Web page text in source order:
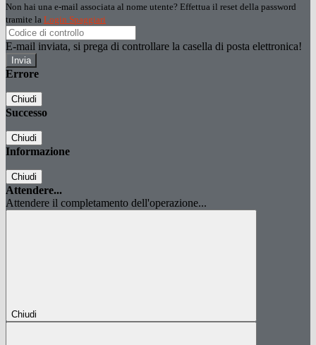
Non hai una e-mail associata al nome utente? Effettua il reset della password
tramite la Login Spaggiari
E-mail inviata, si prega di controllare la casella di posta elettronica!
Errore
Chiudi
Successo
Chiudi
Informazione
Chiudi
Attendere...
Attendere il completamento dell'operazione...
Chiudi